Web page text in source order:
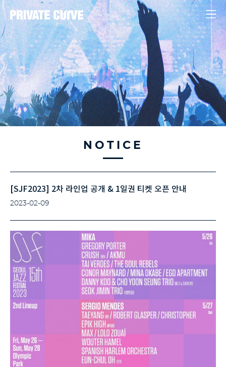
NOTICE
[SJF2023] 2차 라인업 공개 & 1일권 티켓 오픈 안내
2023-02-09